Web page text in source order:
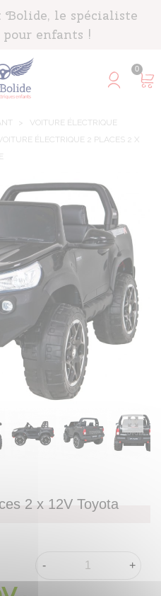
le spécialiste
enfants !
0
>
VOITURE ÉLECTRIQUE
ÉLECTRIQUE 2 PLACES 2 X
2 x 12V Toyota
- +